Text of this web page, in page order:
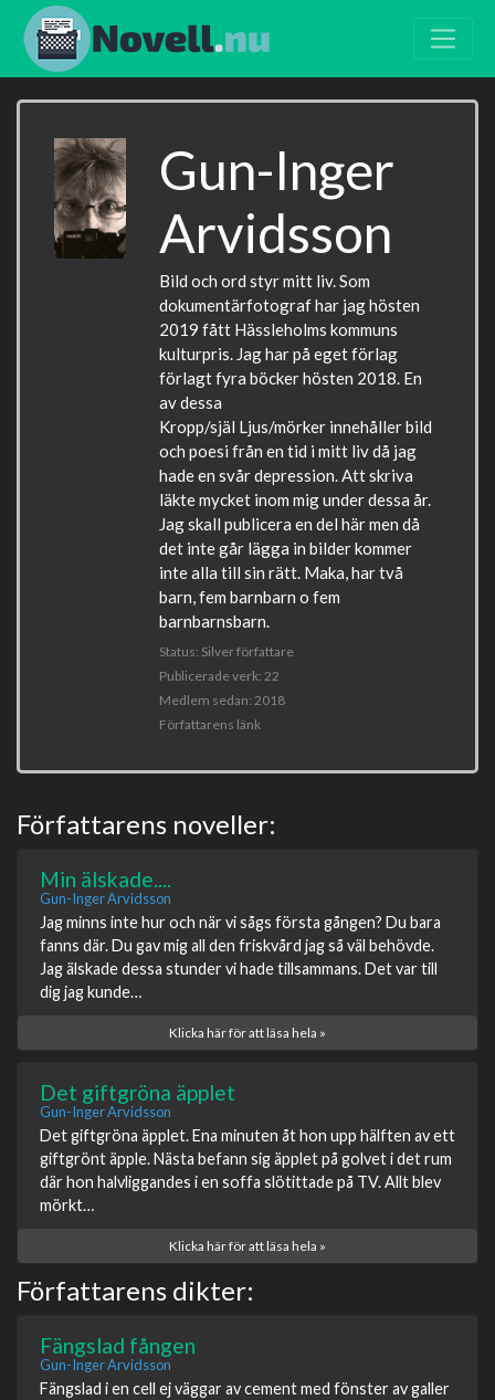
Gun-Inger
Arvidsson
Bild och ord styr mitt liv. Som
dokumentärfotograf har jag hösten
2019 fått Hässleholms kommuns
kulturpris. Jag har på eget förlag
förlagt fyra böcker hösten 2018. En
av dessa
Kropp/själ Ljus/mörker innehåller bild
och poesi från en tid i mitt liv då jag
hade en svår depression. Att skriva
läkte mycket inom mig under dessa år.
Jag skall publicera en del här men då
det inte går lägga in bilder kommer
inte alla till sin rätt. Maka, har två
barn, fem barnbarn o fem
barnbarnsbarn.
Status: Silver författare
Publicerade verk: 22
Medlem sedan: 2018
Författarens länk
Författarens noveller:
Min älskade....
Gun-Inger Arvidsson
Jag minns inte hur och när vi sågs första gången? Du bara
fanns där. Du gav mig all den friskvård jag så väl behövde.
Jag älskade dessa stunder vi hade tillsammans. Det var till
dig jag kunde…
Klicka här för att läsa hela »
Det giftgröna äpplet
Gun-Inger Arvidsson
Det giftgröna äpplet. Ena minuten åt hon upp hälften av ett
giftgrönt äpple. Nästa befann sig äpplet på golvet i det rum
där hon halvliggandes i en soffa slötittade på TV. Allt blev
mörkt…
Klicka här för att läsa hela »
Författarens dikter:
Fängslad fången
Gun-Inger Arvidsson
Fängslad i en cell ej väggar av cement med fönster av galler